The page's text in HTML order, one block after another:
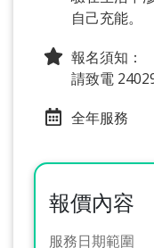
自己充能。
報名須知：
請致電
全年服務
報價內容
服務日期範圍